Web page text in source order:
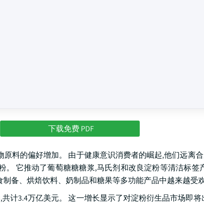
下载免费 PDF
料的偏好增加。 由于健康意识消费者的崛起,他们远离
它推动了葡萄糖糖糖浆,马氏剂和改良淀粉等清洁标签
备、烘焙饮料、奶制品和糖果等多功能产品中越来越受
计3.4万亿美元。 这一增长显示了对淀粉衍生品市场即